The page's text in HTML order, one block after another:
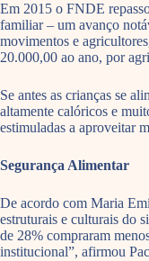
Em 2015 o FNDE
familiar – um avanço
movimentos e
20.000,00 ao ano, por
Se antes as crianças se
altamente calóricos e
estimuladas a aproveitar
Segurança Alimentar
De acordo com Maria
estruturais e culturais do
de 28% compraram
institucional”, afirmou